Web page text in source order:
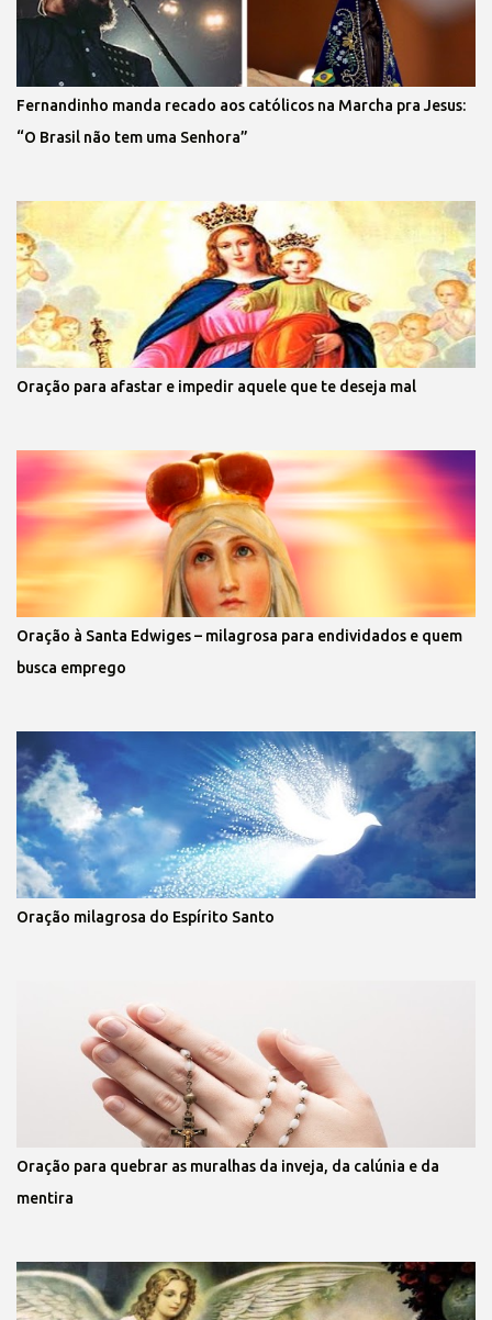
Fernandinho manda recado aos católicos na Marcha pra Jesus:
“O Brasil não tem uma Senhora”
Oração para afastar e impedir aquele que te deseja mal
Oração à Santa Edwiges – milagrosa para endividados e quem
busca emprego
Oração milagrosa do Espírito Santo
Oração para quebrar as muralhas da inveja, da calúnia e da
mentira